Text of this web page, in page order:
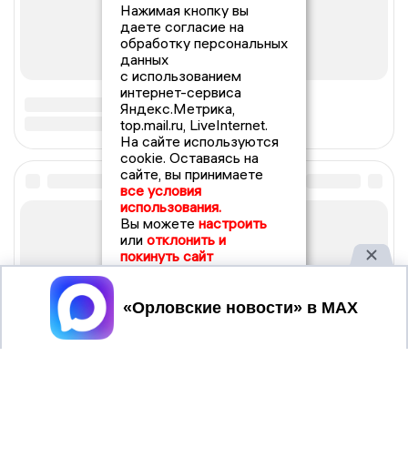
Нажимая кнопку вы
даете согласие на
обработку персональных
данных
с использованием
интернет-сервиса
Яндекс.Метрика,
top.mail.ru, LiveInternet.
На сайте используются
cookie. Оставаясь на
сайте, вы принимаете
все условия
использования.
Вы можете настроить
или отклонить и
покинуть сайт
Принять